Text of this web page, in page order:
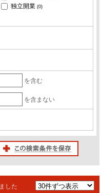
独立開業 (0)
を含む
を含まない
した